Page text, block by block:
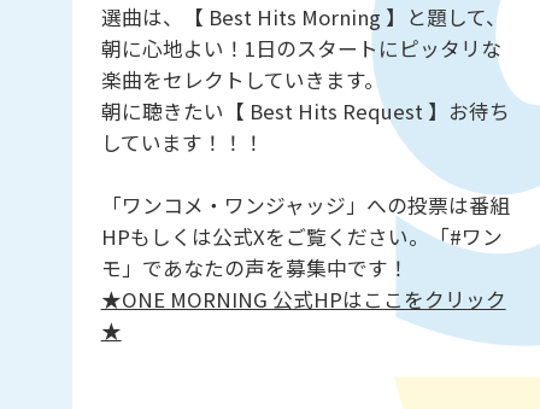
選曲は、【 Best Hits Morning 】と題して、
朝に心地よい！1日のスタートにピッタリな
楽曲をセレクトしていきます。
朝に聴きたい【 Best Hits Request 】お待ち
しています！！！
「ワンコメ・ワンジャッジ」への投票は番組
HPもしくは公式Xをご覧ください。「#ワン
モ」であなたの声を募集中です！
★ONE MORNING 公式HPはここをクリック
★